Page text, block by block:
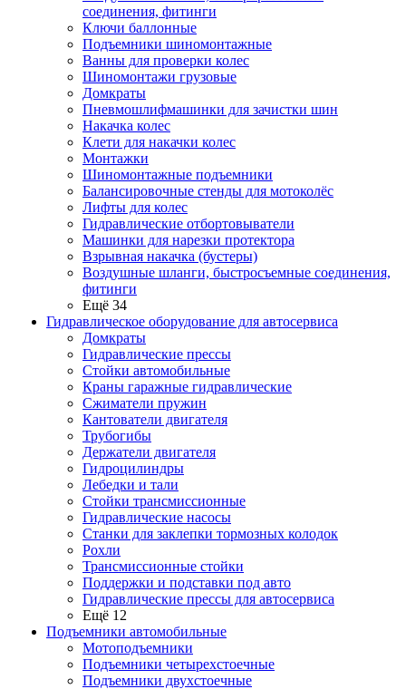
соединения, фитинги
Ключи баллонные
Подъемники шиномонтажные
Ванны для проверки колес
Шиномонтажи грузовые
Домкраты
Пневмошлифмашинки для зачистки шин
Накачка колес
Клети для накачки колес
Монтажки
Шиномонтажные подъемники
Балансировочные стенды для мотоколёс
Лифты для колес
Гидравлические отбортовыватели
Машинки для нарезки протектора
Взрывная накачка (бустеры)
Воздушные шланги, быстросъемные соединения,
фитинги
Ещё 34
Гидравлическое оборудование для автосервиса
Домкраты
Гидравлические прессы
Стойки автомобильные
Краны гаражные гидравлические
Сжиматели пружин
Кантователи двигателя
Трубогибы
Держатели двигателя
Гидроцилиндры
Лебедки и тали
Стойки трансмиссионные
Гидравлические насосы
Cтанки для заклепки тормозных колодок
Рохли
Трансмиссионные стойки
Поддержки и подставки под авто
Гидравлические прессы для автосервиса
Ещё 12
Подъемники автомобильные
Мотоподъемники
Подъемники четырехстоечные
Подъемники двухстоечные